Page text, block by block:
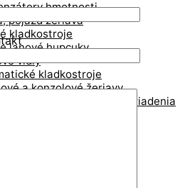
hmotnosti
pojazd žeriava
kladkostroje
lanové hupcuky
vidly
kladkostroje
a konzolové žeriavy
a Vakuové zdvíhacie zariadenia